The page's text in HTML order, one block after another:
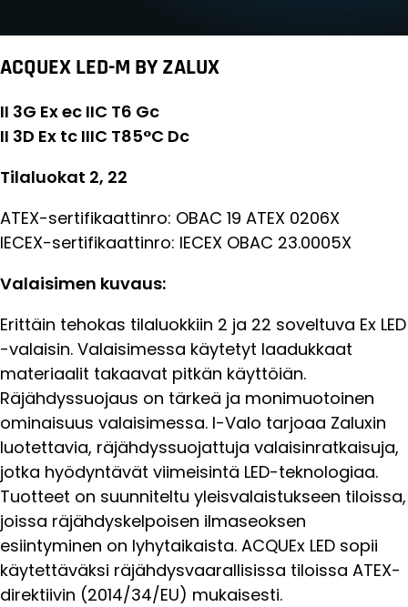
ACQUEX LED-M BY ZALUX
II 3G Ex ec IIC T6 Gc
II 3D Ex tc IIIC T85°C Dc
Tilaluokat 2, 22
ATEX-sertifikaattinro: OBAC 19 ATEX 0206X
IECEX-sertifikaattinro: IECEX OBAC 23.0005X
Valaisimen kuvaus:
Erittäin tehokas tilaluokkiin 2 ja 22 soveltuva Ex LED
-valaisin. Valaisimessa käytetyt laadukkaat
materiaalit takaavat pitkän käyttöiän.
Räjähdyssuojaus on tärkeä ja monimuotoinen
ominaisuus valaisimessa. I-Valo tarjoaa Zaluxin
luotettavia, räjähdyssuojattuja valaisinratkaisuja,
jotka hyödyntävät viimeisintä LED-teknologiaa.
Tuotteet on suunniteltu yleisvalaistukseen tiloissa,
joissa räjähdyskelpoisen ilmaseoksen
esiintyminen on lyhytaikaista. ACQUEx LED sopii
käytettäväksi räjähdysvaarallisissa tiloissa ATEX-
direktiivin (2014/34/EU) mukaisesti.